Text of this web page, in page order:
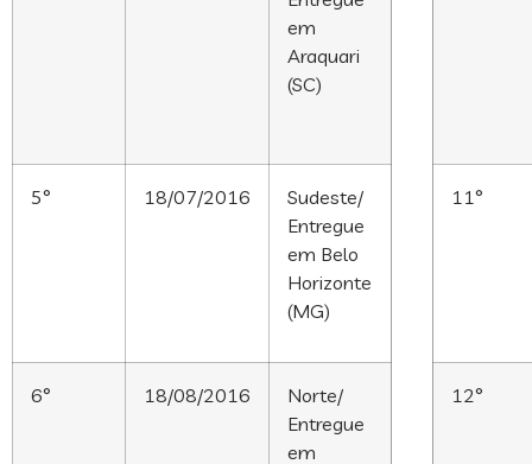
em
Araquari
(SC)
5° 18/07/2016
Sudeste/
Entregue
em Belo
Horizonte
(MG)
11°
6° 18/08/2016
Norte/
Entregue
em
12°